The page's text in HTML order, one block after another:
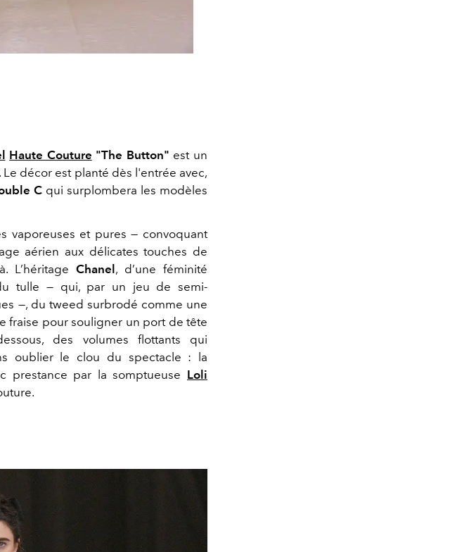
Haute Couture "The Button" est un
décor est planté dès l'entrée avec,
C qui surplombera les modèles
vaporeuses et pures — convoquant
aérien aux délicates touches de
L’héritage Chanel , d’une féminité
tulle — qui, par un jeu de semi-
—, du tweed surbrodé comme une
fraise pour souligner un port de tête
des volumes flottants qui
oublier le clou du spectacle : la
prestance par la somptueuse Loli